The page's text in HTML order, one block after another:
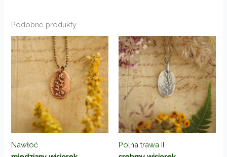
Podobne produkty
Nawłoć
Polna trawa II